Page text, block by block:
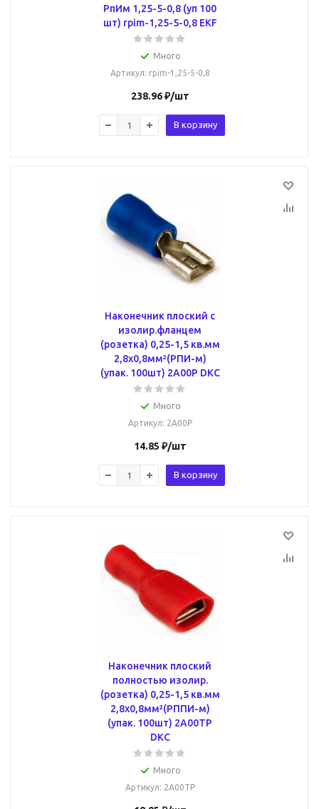
РпИм 1,25-5-0,8 (уп 100
шт) rpim-1,25-5-0,8 EKF
Много
Артикул: rpim-1,25-5-0,8
238.96₽/шт
В корзину
Наконечник плоский с
изолир.фланцем
(розетка) 0,25-1,5 кв.мм
2,8х0,8мм²(РПИ-м)
(упак. 100шт) 2A00P DKC
Много
Артикул: 2A00P
14.85 ₽/шт
В корзину
Наконечник плоский
полностью изолир.
(розетка) 0,25-1,5 кв.мм
2,8х0,8мм²(РППИ-м)
(упак. 100шт) 2A00TP
DKC
Много
Артикул: 2A00TP